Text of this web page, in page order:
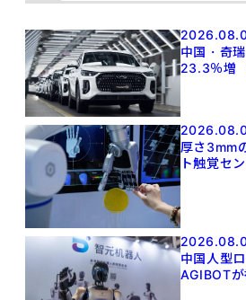
中国・奇
23.3％増
厚さ3mm
ト触覚セ
中国人型
AGIBOT